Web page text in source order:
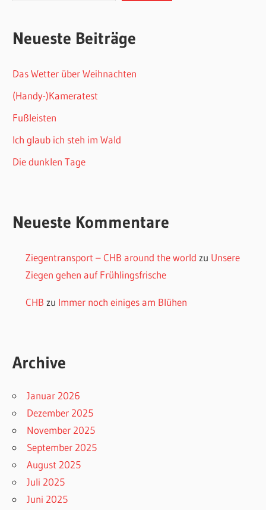
Neueste Beiträge
Das Wetter über Weihnachten
(Handy-)Kameratest
Fußleisten
Ich glaub ich steh im Wald
Die dunklen Tage
Neueste Kommentare
Ziegentransport – CHB around the world zu Unsere
Ziegen gehen auf Frühlingsfrische
CHB zu Immer noch einiges am Blühen
Archive
Januar 2026
Dezember 2025
November 2025
September 2025
August 2025
Juli 2025
Juni 2025